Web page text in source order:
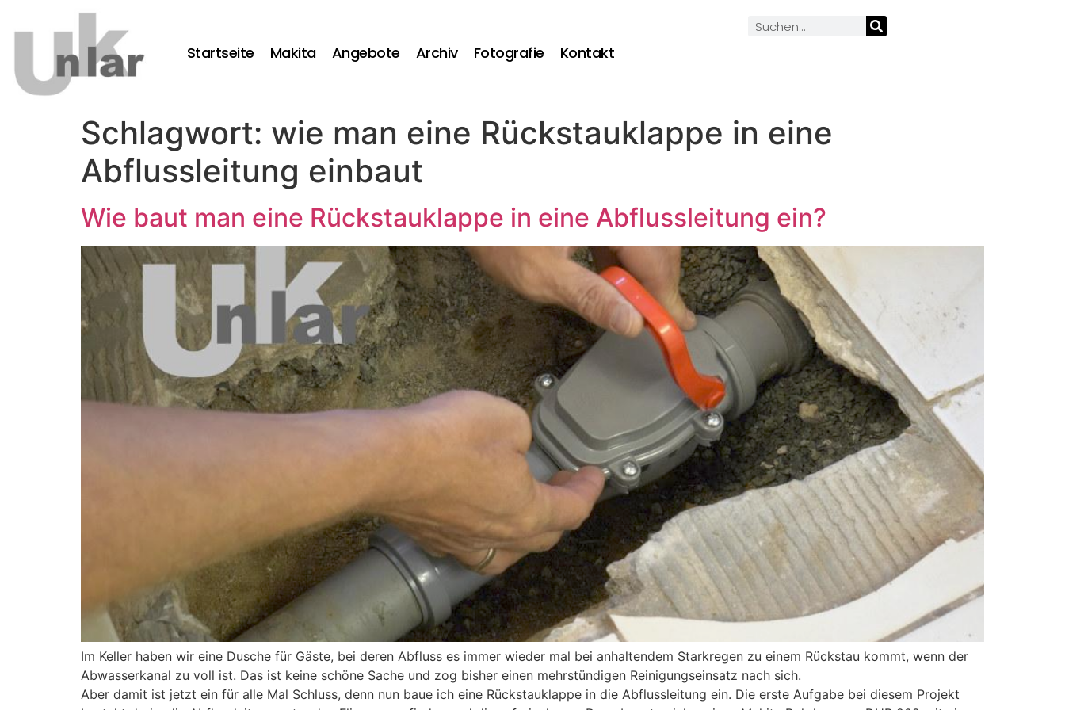
Startseite Makita Angebote Archiv Fotografie Kontakt
Schlagwort: wie man eine Rückstauklappe in eine
Abflussleitung einbaut
Wie baut man eine Rückstauklappe in eine Abflussleitung ein?
Im Keller haben wir eine Dusche für Gäste, bei deren Abfluss es immer wieder mal bei anhaltendem Starkregen zu einem Rückstau kommt, wenn der
Abwasserkanal zu voll ist. Das ist keine schöne Sache und zog bisher einen mehrstündigen Reinigungseinsatz nach sich.
Aber damit ist jetzt ein für alle Mal Schluss, denn nun baue ich eine Rückstauklappe in die Abflussleitung ein. Die erste Aufgabe bei diesem Projekt